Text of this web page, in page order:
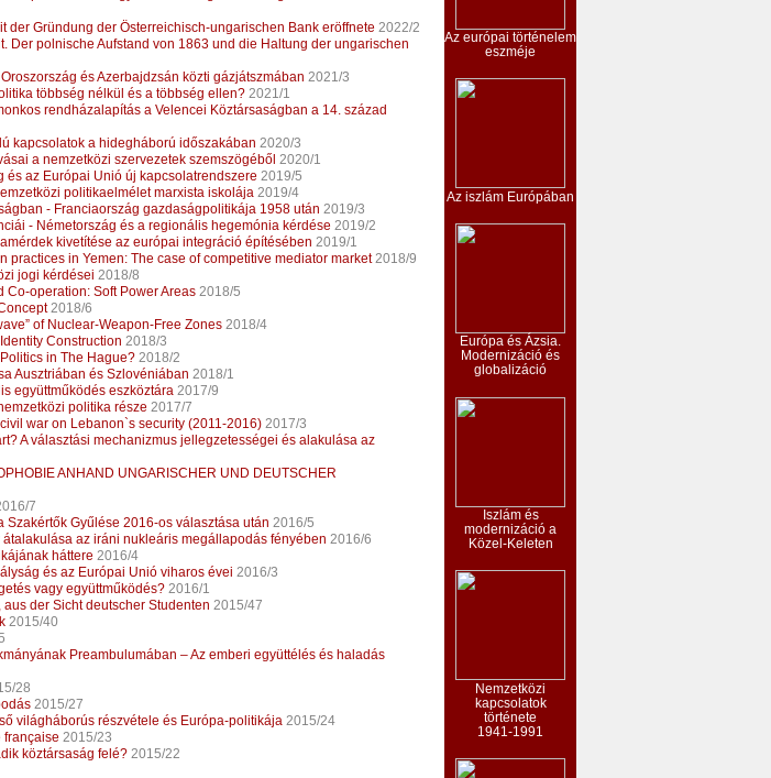
der Gründung der Österreichisch-ungarischen Bank eröffnete 2022/2
Der polnische Aufstand von 1863 und die Haltung der ungarischen
és Azerbajdzsán közti gázjátszmában 2021/3
többség nélkül és a többség ellen? 2021/1
rendházalapítás a Velencei Köztársaságban a 14. század
kapcsolatok a hidegháború időszakában 2020/3
a nemzetközi szervezetek szemszögéből 2020/1
és az Európai Unió új kapcsolatrendszere 2019/5
politikaelmélet marxista iskolája 2019/4
- Franciaország gazdaságpolitikája 1958 után 2019/3
- Németország és a regionális hegemónia kérdése 2019/2
kivetítése az európai integráció építésében 2019/1
practices in Yemen: The case of competitive mediator market2018/9
jogi kérdései 2018/8
Co-operation: Soft Power Areas 2018/5
2018/6
of Nuclear-Weapon-Free Zones 2018/4
Construction 2018/3
in The Hague? 2018/2
Ausztriában és Szlovéniában 2018/1
együttműködés eszköztára 2017/9
politika része 2017/7
war on Lebanon`s security (2011-2016) 2017/3
A választási mechanizmus jellegzetességei és alakulása az
ANHAND UNGARISCHER UND DEUTSCHER
7
Szakértők Gyűlése 2016-os választása után 2016/5
az iráni nukleáris megállapodás fényében 2016/6
háttere 2016/4
és az Európai Unió viharos évei 2016/3
vagy együttműködés? 2016/1
der Sicht deutscher Studenten 2015/47
2015/40
Preambulumában – Az emberi együttélés és haladás
28
2015/27
világháborús részvétele és Európa-politikája 2015/24
française 2015/23
köztársaság felé? 2015/22
Az európai történelem
eszméje
Az iszlám Európában
Európa és Ázsia.
Modernizáció és
globalizáció
Iszlám és
modernizáció a
Közel-Keleten
Nemzetközi
kapcsolatok
története
1941-1991